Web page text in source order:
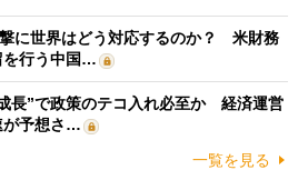
に世界はどう対応するのか？ 米財務
を行う中国…
長”で政策のテコ入れ必至か 経済運営
が予想さ…
一覧を見る